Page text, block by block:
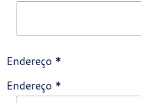
Endereço *
Endereço *